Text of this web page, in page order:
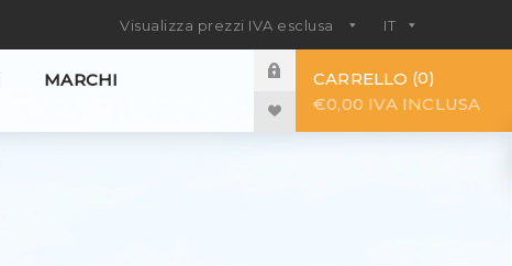
MARCHI
CARRELLO 0
€0,00 IVA INCLUSA